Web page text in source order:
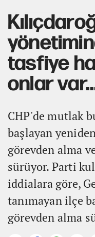
tasfiye
onlar
CHP'de mutlak
başlayan
görevden alma
sürüyor. Parti
iddialara göre,
tanımayan ilçe
görevden alma